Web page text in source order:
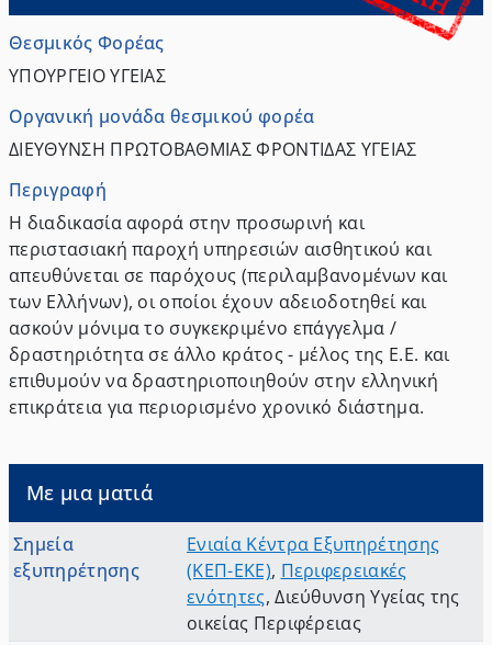
Θεσμικός Φορέας
ΥΠΟΥΡΓΕΙΟ ΥΓΕΙΑΣ
Οργανική μονάδα θεσμικού φορέα
ΔΙΕΥΘΥΝΣΗ ΠΡΩΤΟΒΑΘΜΙΑΣ ΦΡΟΝΤΙΔΑΣ ΥΓΕΙΑΣ
Περιγραφή
Η διαδικασία αφορά στην προσωρινή και
περιστασιακή παροχή υπηρεσιών αισθητικού και
απευθύνεται σε παρόχους (περιλαμβανομένων και
των Ελλήνων), οι οποίοι έχουν αδειοδοτηθεί και
ασκούν μόνιμα το συγκεκριμένο επάγγελμα /
δραστηριότητα σε άλλο κράτος - μέλος της Ε.Ε. και
επιθυμούν να δραστηριοποιηθούν στην ελληνική
επικράτεια για περιορισμένο χρονικό διάστημα.
Με μια ματιά
Σημεία
εξυπηρέτησης
Ενιαία Κέντρα Εξυπηρέτησης
(ΚΕΠ-ΕΚΕ), Περιφερειακές
ενότητες,Διεύθυνση Υγείας της
οικείας Περιφέρειας